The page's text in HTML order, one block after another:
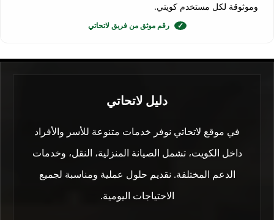
وموثوقة لكل مستخدم كويتي.
✓ رقم موثق من فريق لاتحاتي
دليل لاتحاتي
في موقع لاتحاتي نوفر خدمات متنوعة للأسر والأفراد
داخل الكويت، تشمل الصيانة المنزلية، النقل، وخدمات
الدعم المختلفة. نقديم حلول عملية ومناسبة لجميع
الاحتياجات اليومية.